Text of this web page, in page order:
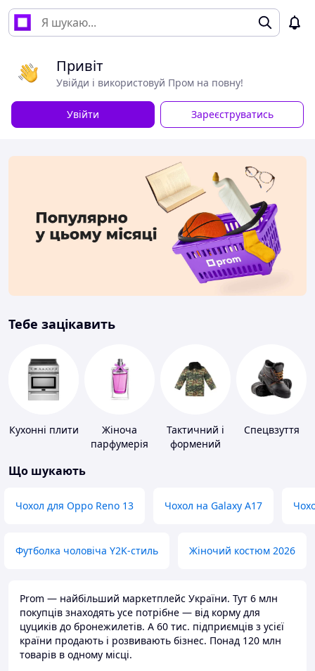
Привіт
Увійди і використовуй Пром на повну!
Увійти Зареєструватись
Тебе зацікавить
Кухонні плити
Жіноча
парфумерія
Тактичний і
формений
Спецвзуття
Що шукають
Чохол для Oppo Reno 13 Чохол на Galaxy A17
Футболка чоловіча Y2K-стиль Жіночий костюм 2026
Prom — найбільший маркетплейс України. Тут 6 млн
покупців знаходять усе потрібне — від корму для
цуциків до бронежилетів. А 60 тис. підприємців з усієї
країни продають і розвивають бізнес. Понад 120 млн
товарів в одному місці.